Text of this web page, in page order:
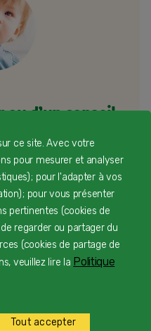
ou d’un conseil
infantile rien que
hors collectivités
Mer​
ce site. Avec votre
pour mesurer et analyser
; pour l'adapter à vos
; pour vous présenter
pertinentes (cookies de
regarder ou partager du
(cookies de partage de
veuillez lire la Politique
Tout accepter